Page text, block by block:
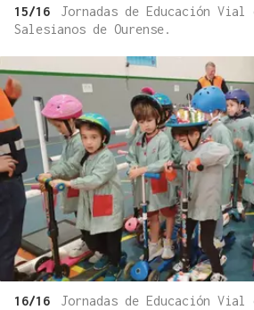
15/16
Jornadas de Educación
Salesianos de Ourense.
16/16
Jornadas de Educación